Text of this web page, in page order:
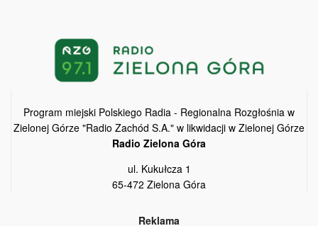
Program miejski Polskiego Radia - Regionalna Rozgłośnia w
Zielonej Górze "Radio Zachód S.A." w likwidacji w Zielonej Górze
Radio Zielona Góra
ul. Kukułcza 1
65-472 Zielona Góra
Reklama